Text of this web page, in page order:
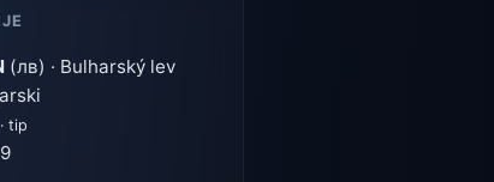
(лв) · Bulharský lev
· tip